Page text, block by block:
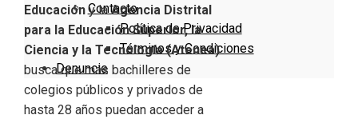
Contacto
Política de Privacidad
Términos y Condiciones
Denuncie
Educacióny laAgencia Distrital
para la Educación Superior, la
Ciencia y la Tecnología (Atenea)
busca que más bachilleres de
colegios públicos y privados de
hasta 28 años puedan acceder a